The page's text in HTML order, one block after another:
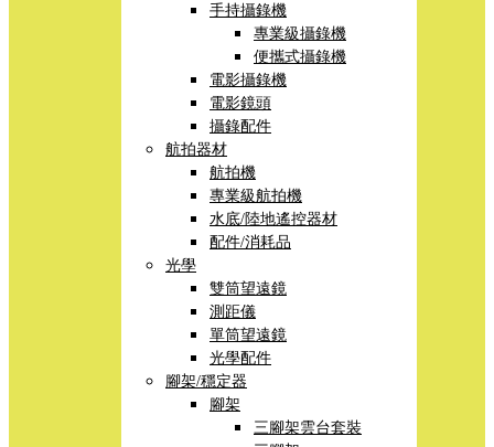
手持攝錄機
專業級攝錄機
便攜式攝錄機
電影攝錄機
電影鏡頭
攝錄配件
航拍器材
航拍機
專業級航拍機
水底/陸地遙控器材
配件/消耗品
光學
雙筒望遠鏡
測距儀
單筒望遠鏡
光學配件
腳架/穩定器
腳架
三腳架雲台套裝